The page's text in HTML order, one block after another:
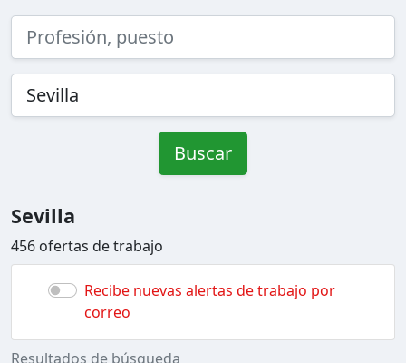
Buscar
Sevilla
456 ofertas de trabajo
Recibe nuevas alertas de trabajo por
correo
Resultados de búsqueda